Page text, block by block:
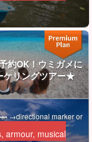
約OK！ウミガメに
ケリングツアー★
→directional marker or
armour, musical